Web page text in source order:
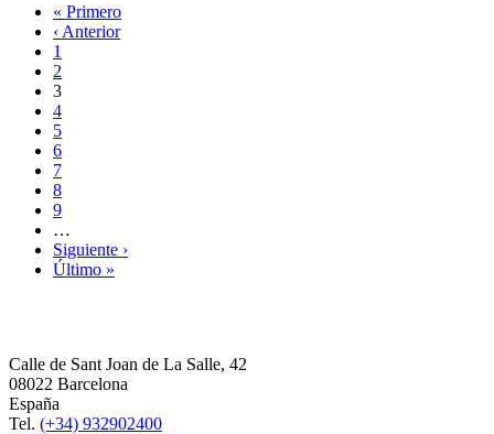
« Primero
‹ Anterior
1
2
3
4
5
6
7
8
9
…
Siguiente ›
Último »
Calle de Sant Joan de La Salle, 42
08022 Barcelona
España
Tel. (+34) 932902400